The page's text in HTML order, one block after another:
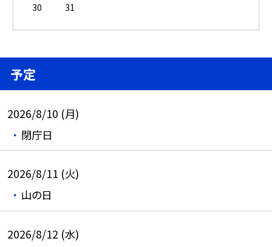
30
31
予定
2026/8/10 (月)
閉庁日
2026/8/11 (火)
山の日
2026/8/12 (水)